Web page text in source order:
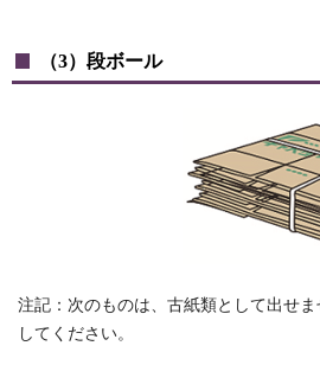
（3）段ボール
注記：次のものは、古紙類として出せ
してください。